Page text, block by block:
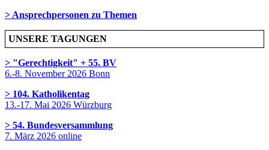
> Ansprechpersonen zu Themen
UNSERE TAGUNGEN
> "Gerechtigkeit" + 55. BV
6.-8. November 2026 Bonn
> 104. Katholikentag
13.-17. Mai 2026 Würzburg
> 54. Bundesversammlung
7. März 2026 online